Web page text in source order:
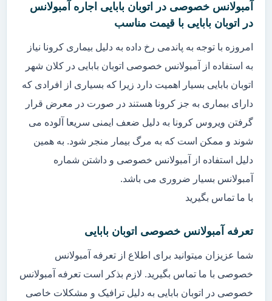
آمبولانس خصوصی در اتوبان بابایی اجاره آمبولانس
در اتوبان بابایی با قیمت مناسب
امروزه با توجه به پاندمی رخ داده به دلیل بیماری کرونا نیاز
به استفاده از آمبولانس خصوصی اتوبان بابایی در کلان شهر
اتوبان بابایی بسیار اهمیت دارد زیرا که بسیاری از افرادی که
دارای بیماری به جز کرونا هستند در صورت در معرض قرار
گرفتن ویروس کرونا به دلیل ضعف ایمنی سریعا آلوده می
شوند و ممکن است که به مرگ بیمار منجر شود. به همین
دلیل استفاده از آمبولانس خصوصی و داشتن شماره
آمبولانس بسیار ضروری می باشد.
با ما تماس بگیرید
تعرفه آمبولانس خصوصی اتوبان بابایی
شما عزیزان میتوانید برای اطلاع از تعرفه آمبولانس
خصوصی با ما تماس بگیرید. لازم بذکر است تعرفه آمبولانس
خصوصی در اتوبان بابایی به دلیل ترافیک و مشکلات خاصی